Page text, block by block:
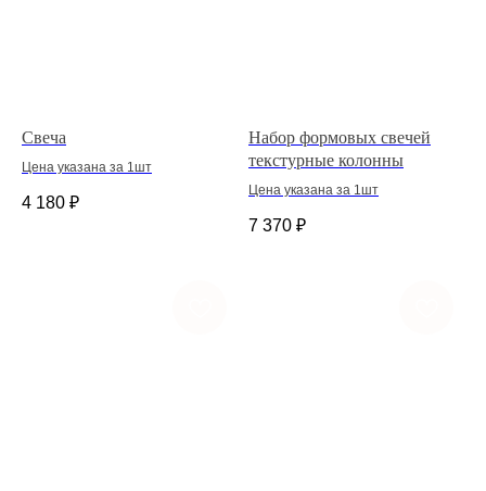
Свеча
Цена указана за 1шт
4 180 ₽
Набор формовых свечей
текстурные колонны
Цена указана за 1шт
7 370 ₽